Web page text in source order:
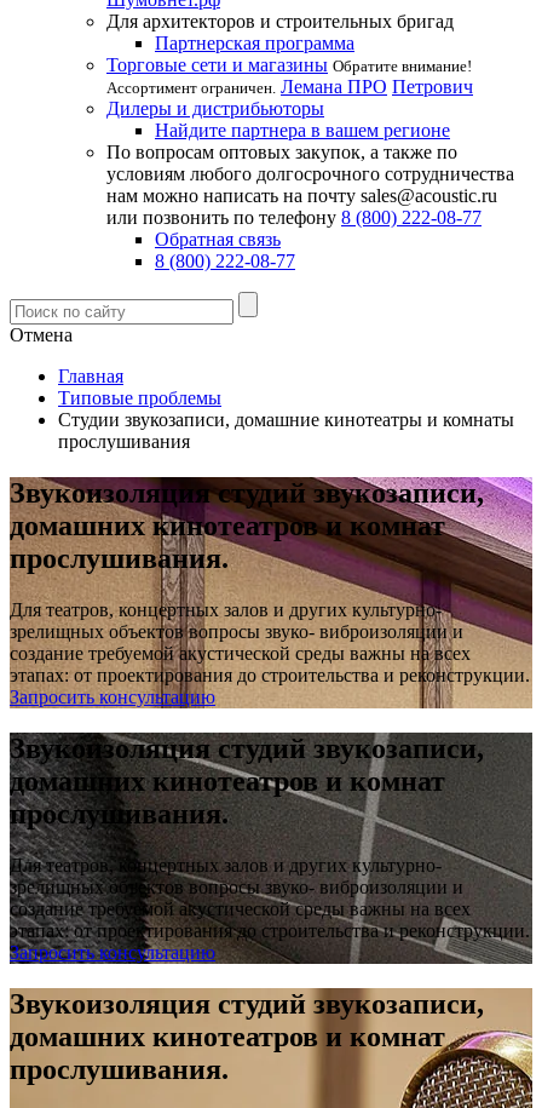
Для архитекторов и строительных бригад
Партнерская программа
Торговые сети и магазины Обратите внимание!
Ассортимент ограничен. Лемана ПРО Петрович
Дилеры и дистрибьюторы
Найдите партнера в вашем регионе
По вопросам оптовых закупок, а также по
условиям любого долгосрочного сотрудничества
нам можно написать на почту sales@acoustic.ru
или позвонить по телефону 8 (800) 222-08-77
Обратная связь
8 (800) 222-08-77
Отмена
Главная
Типовые проблемы
Студии звукозаписи, домашние кинотеатры и комнаты
прослушивания
Звукоизоляция студий звукозаписи,
домашних кинотеатров и комнат
прослушивания.
Для театров, концертных залов и других культурно-
зрелищных объектов вопросы звуко- виброизоляции и
создание требуемой акустической среды важны на всех
этапах: от проектирования до строительства и реконструкции.
Запросить консультацию
Звукоизоляция студий звукозаписи,
домашних кинотеатров и комнат
прослушивания.
Для театров, концертных залов и других культурно-
зрелищных объектов вопросы звуко- виброизоляции и
создание требуемой акустической среды важны на всех
этапах: от проектирования до строительства и реконструкции.
Запросить консультацию
Звукоизоляция студий звукозаписи,
домашних кинотеатров и комнат
прослушивания.